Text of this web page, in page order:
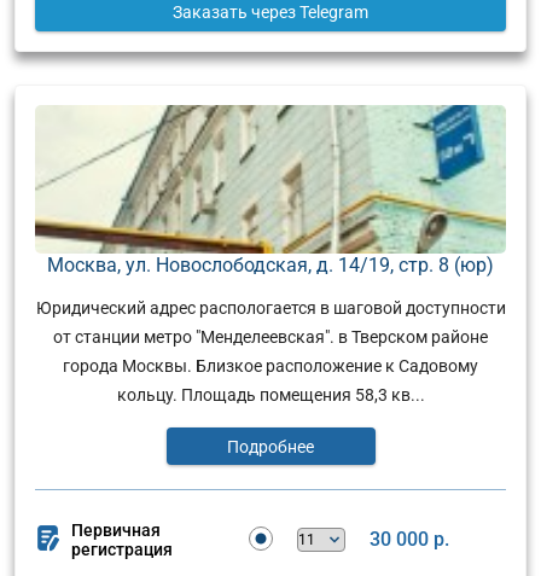
Заказать через Telegram
Москва, ул. Новослободская, д. 14/19, стр. 8 (юр)
Юридический адрес распологается в шаговой доступности
от станции метро "Менделеевская". в Тверском районе
города Москвы. Близкое расположение к Садовому
кольцу. Площадь помещения 58,3 кв...
Подробнее
Первичная
регистрация
30 000 р.